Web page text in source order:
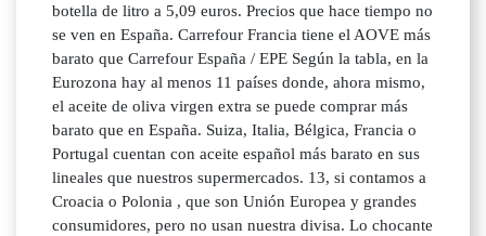
botella de litro a 5,09 euros. Precios que hace tiempo no
se ven en España. Carrefour Francia tiene el AOVE más
barato que Carrefour España / EPE Según la tabla, en la
Eurozona hay al menos 11 países donde, ahora mismo,
el aceite de oliva virgen extra se puede comprar más
barato que en España. Suiza, Italia, Bélgica, Francia o
Portugal cuentan con aceite español más barato en sus
lineales que nuestros supermercados. 13, si contamos a
Croacia o Polonia , que son Unión Europea y grandes
consumidores, pero no usan nuestra divisa. Lo chocante